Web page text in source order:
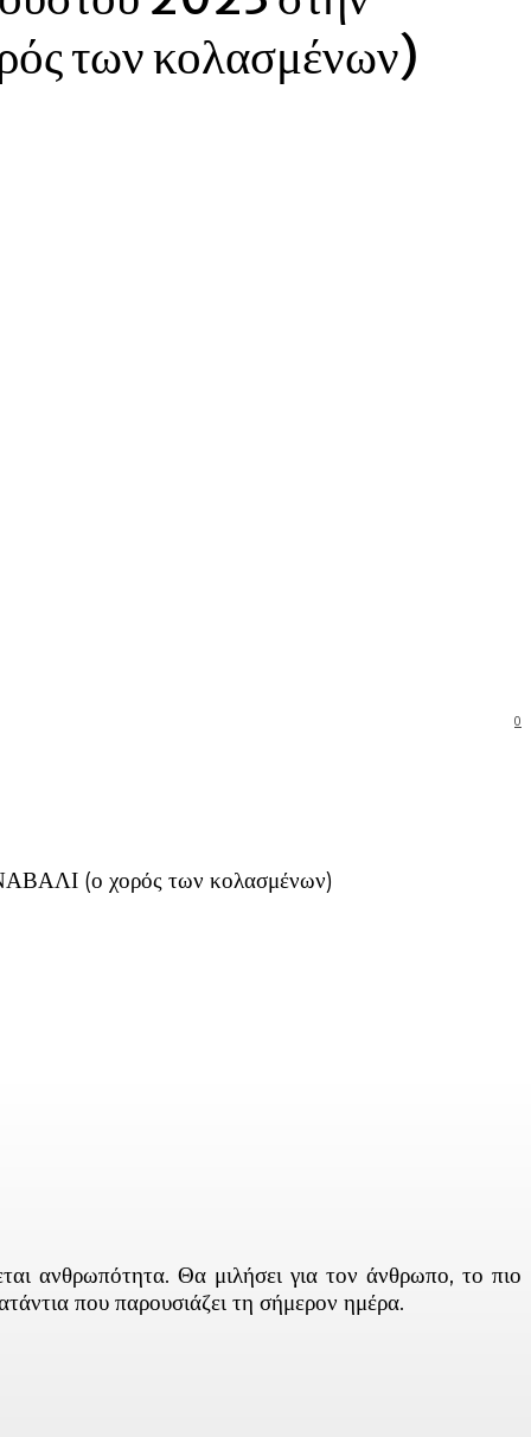
των κολασμένων)
0
(ο χορός των κολασμένων)
ανθρωπότητα. Θα μιλήσει για τον άνθρωπο, το πιο
που παρουσιάζει τη σήμερον ημέρα.